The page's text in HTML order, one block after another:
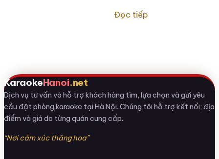
Đọc tiếp
KaraokeHanoi.net
Dịch vụ tư vấn và hỗ trợ khách hàng tìm, lựa chọn và gửi yêu
cầu đặt phòng karaoke tại Hà Nội. Chúng tôi hỗ trợ kết nối; địa
điểm và giá do từng quán cung cấp.
“Nơi cảm xúc thăng hoa”